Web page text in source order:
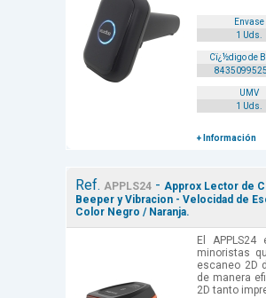
Envase
1 Uds.
Cï¿½digo de
UMV
1 Uds.
+ Información
Ref. APPLS24 - Approx Lector de
Beeper y Vibracion - Velocidad de
Color Negro / Naranja.
El
minoristas
escaneo 2D
de manera
2D tanto